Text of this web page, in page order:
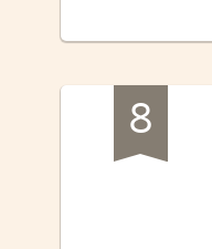
8